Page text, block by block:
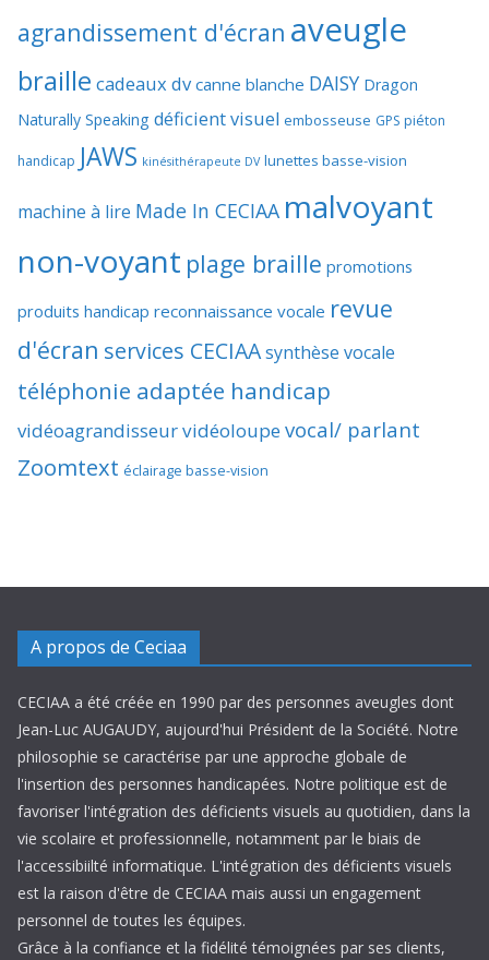
agrandissement d'écran aveugle
braille cadeaux dv canne blanche DAISY Dragon
Naturally Speaking déficient visuel embosseuse GPS piéton
handicap JAWS kinésithérapeute DV lunettes basse-vision
machine à lire Made In CECIAA malvoyant
non-voyant plage braille promotions
produits handicap reconnaissance vocale revue
d'écran services CECIAAsynthèse vocale
téléphonie adaptée handicap
vidéoagrandisseurvidéoloupevocal/ parlant
Zoomtext éclairage basse-vision
A propos de Ceciaa
CECIAA a été créée en 1990 par des personnes aveugles dont
Jean-Luc AUGAUDY, aujourd'hui Président de la Société. Notre
philosophie se caractérise par une approche globale de
l'insertion des personnes handicapées. Notre politique est de
favoriser l'intégration des déficients visuels au quotidien, dans la
vie scolaire et professionnelle, notamment par le biais de
l'accessibiilté informatique. L'intégration des déficients visuels
est la raison d'être de CECIAA mais aussi un engagement
personnel de toutes les équipes.
Grâce à la confiance et la fidélité témoignées par ses clients,